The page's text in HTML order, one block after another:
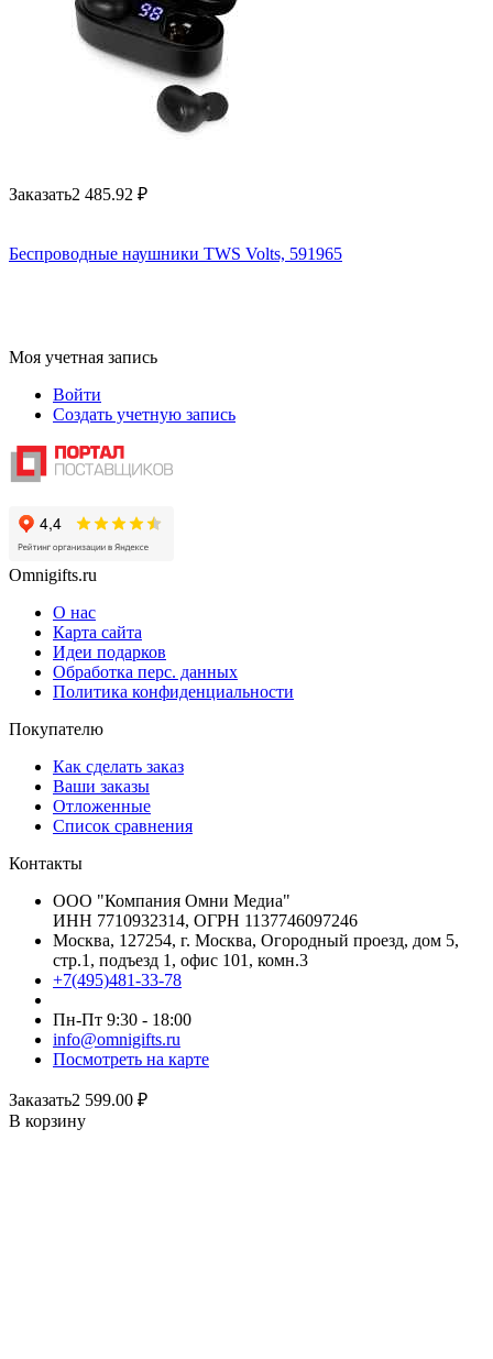
Заказать2 485.92 ₽
Беспроводные наушники TWS Volts, 591965
Моя учетная запись
Войти
Создать учетную запись
Omnigifts.ru
О нас
Карта сайта
Идеи подарков
Обработка перс. данных
Политика конфиденциальности
Покупателю
Как сделать заказ
Ваши заказы
Отложенные
Список сравнения
Контакты
ООО "Компания Омни Медиа"
ИНН 7710932314, ОГРН 1137746097246
Москва, 127254, г. Москва, Огородный проезд, дом 5,
стр.1, подъезд 1, офис 101, комн.3
+7(495)481-33-78
Пн-Пт 9:30 - 18:00
info@omnigifts.ru
Посмотреть на карте
Заказать2 599.00 ₽
В корзину